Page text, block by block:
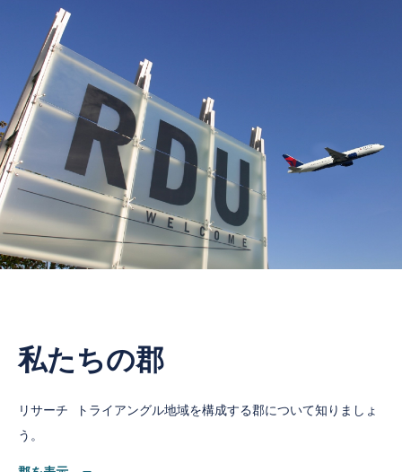
私たちの郡
リサーチ トライアングル地域を構成する郡について知りましょ
う。